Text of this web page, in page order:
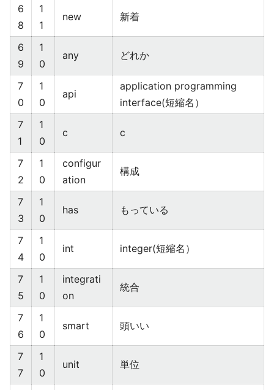
6
8
1
1
new 新着
6
9
1
0
any どれか
7
0
1
0
api
application programming
interface(短縮名）
7
1
1
0
c c
7
2
1
0
configur
ation
構成
7
3
1
0
has もっている
7
4
1
0
int integer(短縮名）
7
5
1
0
integrati
on
統合
7
6
1
0
smart 頭いい
7
7
1
0
unit 単位